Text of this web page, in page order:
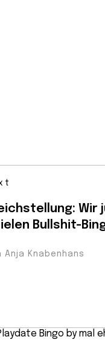
Wir
Bullshit-
Anja Knabenhans